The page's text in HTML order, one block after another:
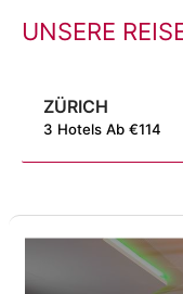
UNSERE
ZÜRICH
3 Hotels Ab €114